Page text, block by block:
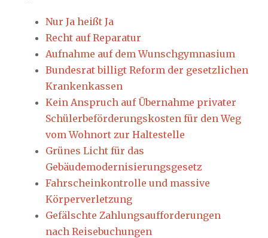
Nur Ja heißt Ja
Recht auf Reparatur
Aufnahme auf dem Wunschgymnasium
Bundesrat billigt Reform der gesetzlichen
Krankenkassen
Kein Anspruch auf Übernahme privater
Schülerbeförderungskosten für den Weg
vom Wohnort zur Haltestelle
Grünes Licht für das
Gebäudemodernisierungsgesetz
Fahrscheinkontrolle und massive
Körperverletzung
Gefälschte Zahlungsaufforderungen
nach Reisebuchungen